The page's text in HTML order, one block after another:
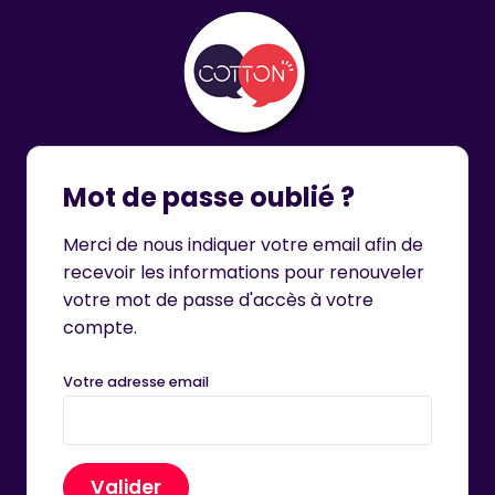
Mot de passe oublié ?
Merci de nous indiquer votre email afin de
recevoir les informations pour renouveler
votre mot de passe d'accès à votre
compte.
Votre adresse email
Valider